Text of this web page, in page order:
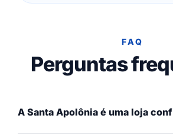
FAQ
Perguntas
A Santa Apolônia é uma loja